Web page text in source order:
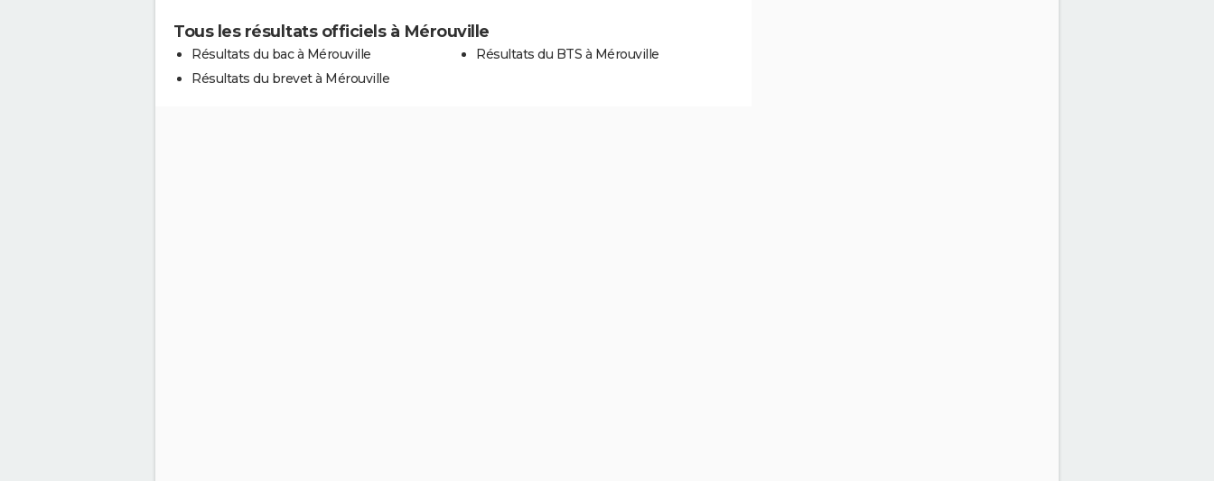
Tous les résultats officiels à Mérouville
Résultats du bac à Mérouville
Résultats du brevet à Mérouville
Résultats du BTS à Mérouville